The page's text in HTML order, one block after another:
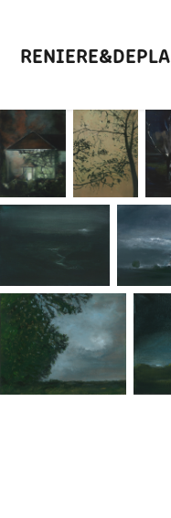
RENIERE&DEPLA